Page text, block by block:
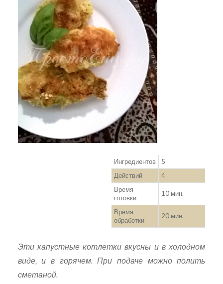
Ингредиентов
5
Действий
4
Время
готовки
10 мин.
Время
обработки
20 мин.
Эти капустные котлетки вкусны и в холодном
виде, и в горячем. При подаче можно полить
сметаной.